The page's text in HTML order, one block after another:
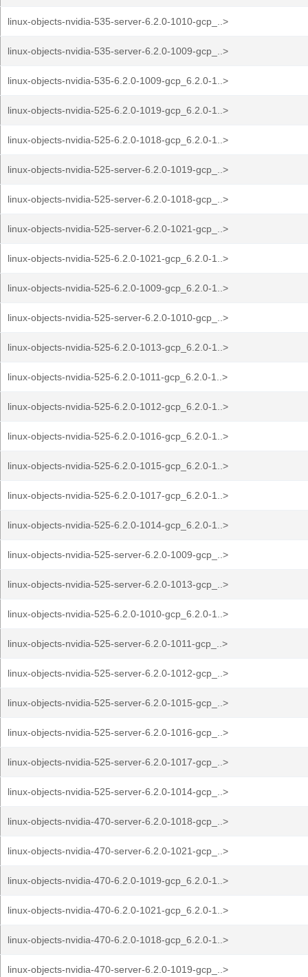
linux-objects-nvidia-535-server-6.2.0-1010-gcp_..>
linux-objects-nvidia-535-server-6.2.0-1009-gcp_..>
linux-objects-nvidia-535-6.2.0-1009-gcp_6.2.0-1..>
linux-objects-nvidia-525-6.2.0-1019-gcp_6.2.0-1..>
linux-objects-nvidia-525-6.2.0-1018-gcp_6.2.0-1..>
linux-objects-nvidia-525-server-6.2.0-1019-gcp_..>
linux-objects-nvidia-525-server-6.2.0-1018-gcp_..>
linux-objects-nvidia-525-server-6.2.0-1021-gcp_..>
linux-objects-nvidia-525-6.2.0-1021-gcp_6.2.0-1..>
linux-objects-nvidia-525-6.2.0-1009-gcp_6.2.0-1..>
linux-objects-nvidia-525-server-6.2.0-1010-gcp_..>
linux-objects-nvidia-525-6.2.0-1013-gcp_6.2.0-1..>
linux-objects-nvidia-525-6.2.0-1011-gcp_6.2.0-1..>
linux-objects-nvidia-525-6.2.0-1012-gcp_6.2.0-1..>
linux-objects-nvidia-525-6.2.0-1016-gcp_6.2.0-1..>
linux-objects-nvidia-525-6.2.0-1015-gcp_6.2.0-1..>
linux-objects-nvidia-525-6.2.0-1017-gcp_6.2.0-1..>
linux-objects-nvidia-525-6.2.0-1014-gcp_6.2.0-1..>
linux-objects-nvidia-525-server-6.2.0-1009-gcp_..>
linux-objects-nvidia-525-server-6.2.0-1013-gcp_..>
linux-objects-nvidia-525-6.2.0-1010-gcp_6.2.0-1..>
linux-objects-nvidia-525-server-6.2.0-1011-gcp_..>
linux-objects-nvidia-525-server-6.2.0-1012-gcp_..>
linux-objects-nvidia-525-server-6.2.0-1015-gcp_..>
linux-objects-nvidia-525-server-6.2.0-1016-gcp_..>
linux-objects-nvidia-525-server-6.2.0-1017-gcp_..>
linux-objects-nvidia-525-server-6.2.0-1014-gcp_..>
linux-objects-nvidia-470-server-6.2.0-1018-gcp_..>
linux-objects-nvidia-470-server-6.2.0-1021-gcp_..>
linux-objects-nvidia-470-6.2.0-1019-gcp_6.2.0-1..>
linux-objects-nvidia-470-6.2.0-1021-gcp_6.2.0-1..>
linux-objects-nvidia-470-6.2.0-1018-gcp_6.2.0-1..>
linux-objects-nvidia-470-server-6.2.0-1019-gcp_..>